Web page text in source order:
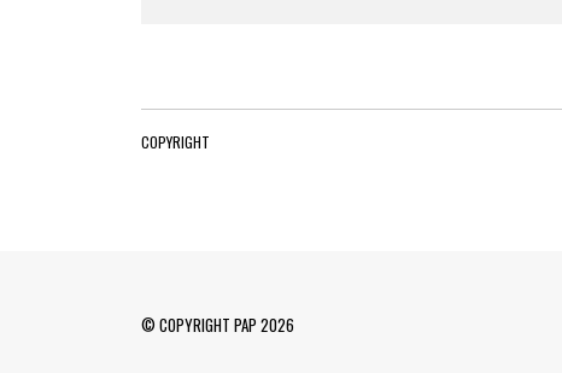
COPYRIGHT
© COPYRIGHT PAP 2026